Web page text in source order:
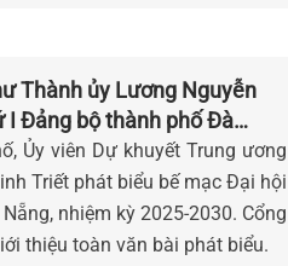
Thành ủy Lương Nguyễn
I Đảng bộ thành phố Đà
Ủy viên Dự khuyết Trung ương
Triết phát biểu bế mạc Đại hội
nhiệm kỳ 2025-2030. Cổng
thiệu toàn văn bài phát biểu.